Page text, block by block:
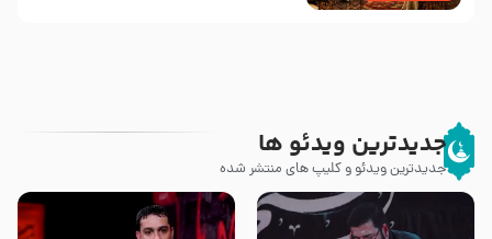
جدیدترین ویدئو ها
جدیدترین ویدئو و کلیپ های منتشر شده